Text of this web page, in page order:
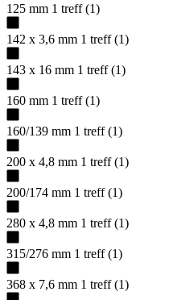
125 mm 1 treff (1)
142 x 3,6 mm 1 treff (1)
143 x 16 mm 1 treff (1)
160 mm 1 treff (1)
160/139 mm 1 treff (1)
200 x 4,8 mm 1 treff (1)
200/174 mm 1 treff (1)
280 x 4,8 mm 1 treff (1)
315/276 mm 1 treff (1)
368 x 7,6 mm 1 treff (1)